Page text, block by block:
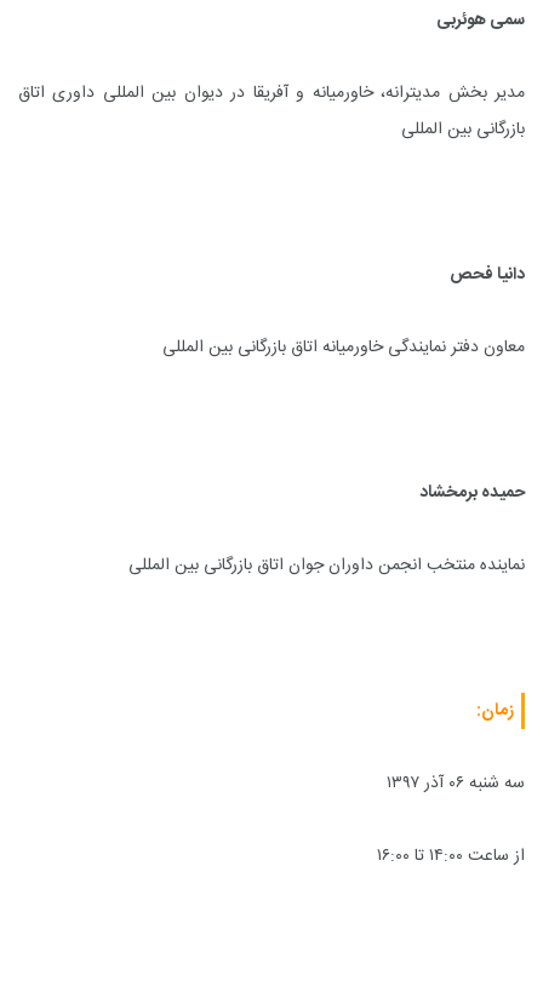
سمی هوئربی
مدیر بخش مدیترانه، خاورمیانه و آفریقا در دیوان بین المللی داوری اتاق
بازرگانی بین المللی
دانیا فحص
معاون دفتر نمایندگی خاورمیانه اتاق بازرگانی بین المللی
حمیده برمخشاد
نماینده منتخب انجمن داوران جوان اتاق بازرگانی بین المللی
زمان:
سه شنبه ۰۶ آذر ۱۳۹۷
از ساعت ۱۴:۰۰ تا ۱۶:۰۰